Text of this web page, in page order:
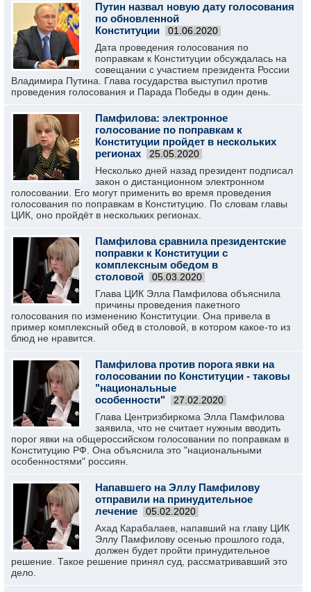
Путин назвал новую дату голосования
по обновленной
Конституции
01.06.2020
Дата проведения голосования по
поправкам к Конституции обсуждалась на
совещании с участием президента России
Владимира Путина. Глава государства выступил против
проведения голосования и Парада Победы в один день.
Памфилова: электронное
голосование по поправкам к
Конституции пройдет в нескольких
регионах
25.05.2020
Несколько дней назад президент подписал
закон о дистанционном электронном
голосовании. Его могут применить во время проведения
голосования по поправкам в Конституцию. По словам главы
ЦИК, оно пройдёт в нескольких регионах.
Памфилова сравнила президентские
поправки к Конституции с
комплексным обедом в
столовой
05.03.2020
Глава ЦИК Элла Памфилова объяснила
причины проведения пакетного
голосования по изменению Конституции. Она привела в
пример комплексный обед в столовой, в котором какое-то из
блюд не нравится.
Памфилова против порога явки на
голосовании по Конституции - таковы
"национальные
особенности"
27.02.2020
Глава Центризбиркома Элла Памфилова
заявила, что не считает нужным вводить
порог явки на общероссийском голосовании по поправкам в
Конституцию РФ. Она объяснила это "национальными
особенностями" россиян.
Напавшего на Эллу Памфилову
отправили на принудительное
лечение
05.02.2020
Ахад Карабалаев, напавший на главу ЦИК
Эллу Памфилову осенью прошлого года,
должен будет пройти принудительное
решение. Такое решение принял суд, рассматривавший это
дело.